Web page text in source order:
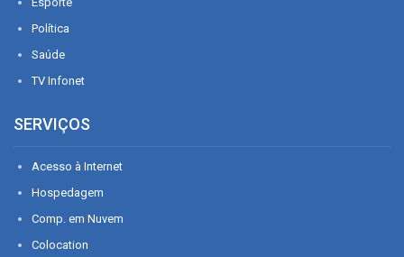
Política
Saúde
TV Infonet
SERVIÇOS
Acesso à Internet
Hospedagem
Comp. em Nuvem
Colocation